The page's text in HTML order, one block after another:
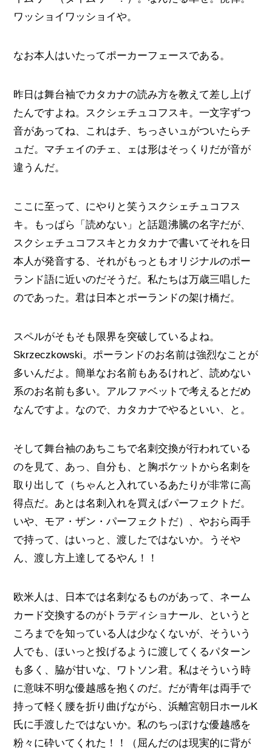
ワッショイワッショイや。
なお本人はいたってポーカーフェースである。
昨日は舞台袖でカタカナの読み方を教えて差し上げ
たんですよね。スクシェチュコフスキ。一文字ずつ
音があってね、これはチ、ちっさいュがついたらチ
ュだ。マチェイのチェ、ェは形はそっくりだが音が
違うんだ。
ここに至って、にやりと笑うスクシェチュコフス
キ。もっぱら「読めない」と話題沸騰の名字だが、
スクシェチュコフスキとカタカナで書いてそれを日
本人が発音する、それがもっともオリジナルのポー
ランド語に近いのだそうだ。私たちは万歳三唱した
のであった。君は日本とポーランドの架け橋だ。
スペルがそもそも限界を突破しているよね。
Skrzeczkowski。ポーランドのお名前は強烈なことが
多いんだよ。簡単なお名前もあるけれど、読めない
系のお名前も多い。アルファベットで考えるとだめ
なんですよ。なので、カタカナでやるといい、と。
そして舞台袖のあちこちで名刺交換が行われている
のを見て、あっ、自分も、と胸ポケットから名刺を
取り出して（ちゃんと入れているあたりが非常に高
得点だ。あとは名刺入れを買えばパーフェクトだ。
いや、モア・ザン・パーフェクトだ）、やおら両手
で持って、はいっと、渡したではないか。うそや
ん、渡し方上達してるやん！！
欧米人は、日本では名刺なるものがあって、ネーム
カード交換するのがトラディショナール、というと
ころまでを知っている人は少なくないが、そういう
人でも、ほいっと投げるように渡してくるパターン
も多く、脇が甘いな、ワトソン君。私はそういう時
に意味不明な優越感を抱くのだ。だが青年は両手で
持って軽く腰を折り曲げながら、浜離宮朝日ホールK
氏に手渡したではないか。私のちっぽけな優越感を
粉々に砕いてくれた！！（屈んだのは現実的に背が